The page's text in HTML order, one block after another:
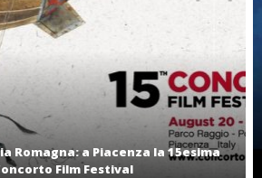
Romagna: a Piacenza la 15esima
Film Festival